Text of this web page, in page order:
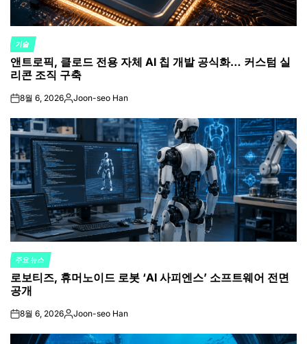
POSTED
IN
기술
앤트로픽, 클로드 전용 자체 AI 칩 개발 공식화… 커스텀 실
리콘 조직 구축
on8월 6, 2026Posted
Joon-seo Han
POSTED
IN
주요 뉴스
로보티즈, 휴머노이드 로봇 ‘AI 사피엔스’ 소프트웨어 전면
공개
on8월 6, 2026Posted
Joon-seo Han